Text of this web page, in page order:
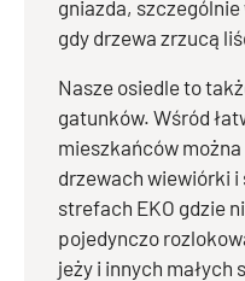
gniazda,
gdy drzewa zrzucą
Nasze osiedle to
gatunków. Wśród
mieszkańców
drzewach wiewiórki
strefach EKO gdzie
pojedynczo
jeży i innych małych